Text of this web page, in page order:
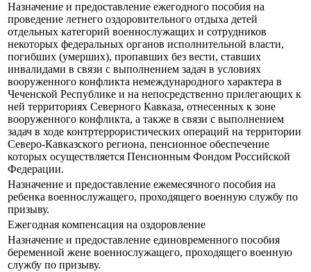
Назначение и предоставление ежегодного пособия на
проведение летнего оздоровительного отдыха детей
отдельных категорий военнослужащих и сотрудников
некоторых федеральных органов исполнительной власти,
погибших (умерших), пропавших без вести, ставших
инвалидами в связи с выполнением задач в условиях
вооруженного конфликта немеждународного характера в
Чеченской Республике и на непосредственно прилегающих к
ней территориях Северного Кавказа, отнесенных к зоне
вооруженного конфликта, а также в связи с выполнением
задач в ходе контртеррористических операций на территории
Северо-Кавказского региона, пенсионное обеспечение
которых осуществляется Пенсионным Фондом Российской
Федерации.
Назначение и предоставление ежемесячного пособия на
ребенка военнослужащего, проходящего военную службу по
призыву.
Ежегодная компенсация на оздоровление
Назначение и предоставление единовременного пособия
беременной жене военнослужащего, проходящего военную
службу по призыву.